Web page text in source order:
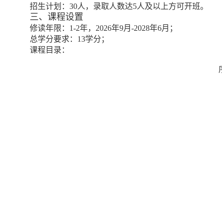
招生计划： 30人， 录取人数达5人及以上方可开班。
三、课程设置
修读年限： 1-2年， 2026年9月 -2028年6月；
总学分要求： 13学分；
课程目录：